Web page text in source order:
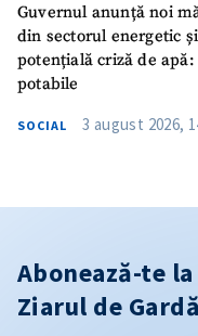
Guvernul anunță noi
din sectorul energetic
potențială criză de
potabile
SOCIAL 3 august 2026,
Abonează-te la
Ziarul de Gardă